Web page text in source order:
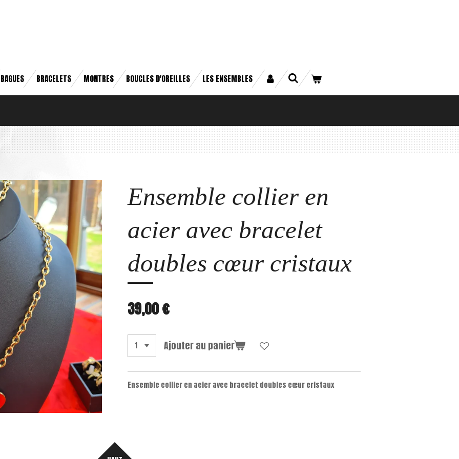
BAGUES BRACELETS MONTRES BOUCLES D'OREILLES LES ENSEMBLES
Ensemble collier en
acier avec bracelet
doubles cœur cristaux
39,00 €
Ajouter au panier
Ensemble collier en acier avec bracelet doubles cœur cristaux